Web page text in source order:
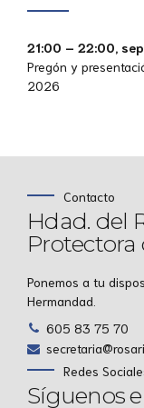
21:00 – 22:00,
Pregón y
2026
Contacto
Hdad. del
Protectora
Ponemos a tu
Hermandad.
605 83 75 70
Redes
Síguenos